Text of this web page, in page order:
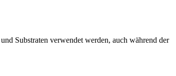
Substraten verwendet werden, auch während der